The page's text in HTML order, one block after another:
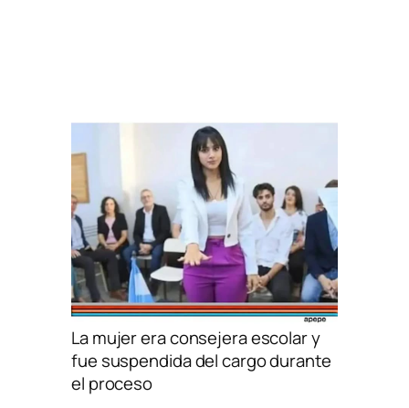
La mujer era consejera escolar y
fue suspendida del cargo durante
el proceso